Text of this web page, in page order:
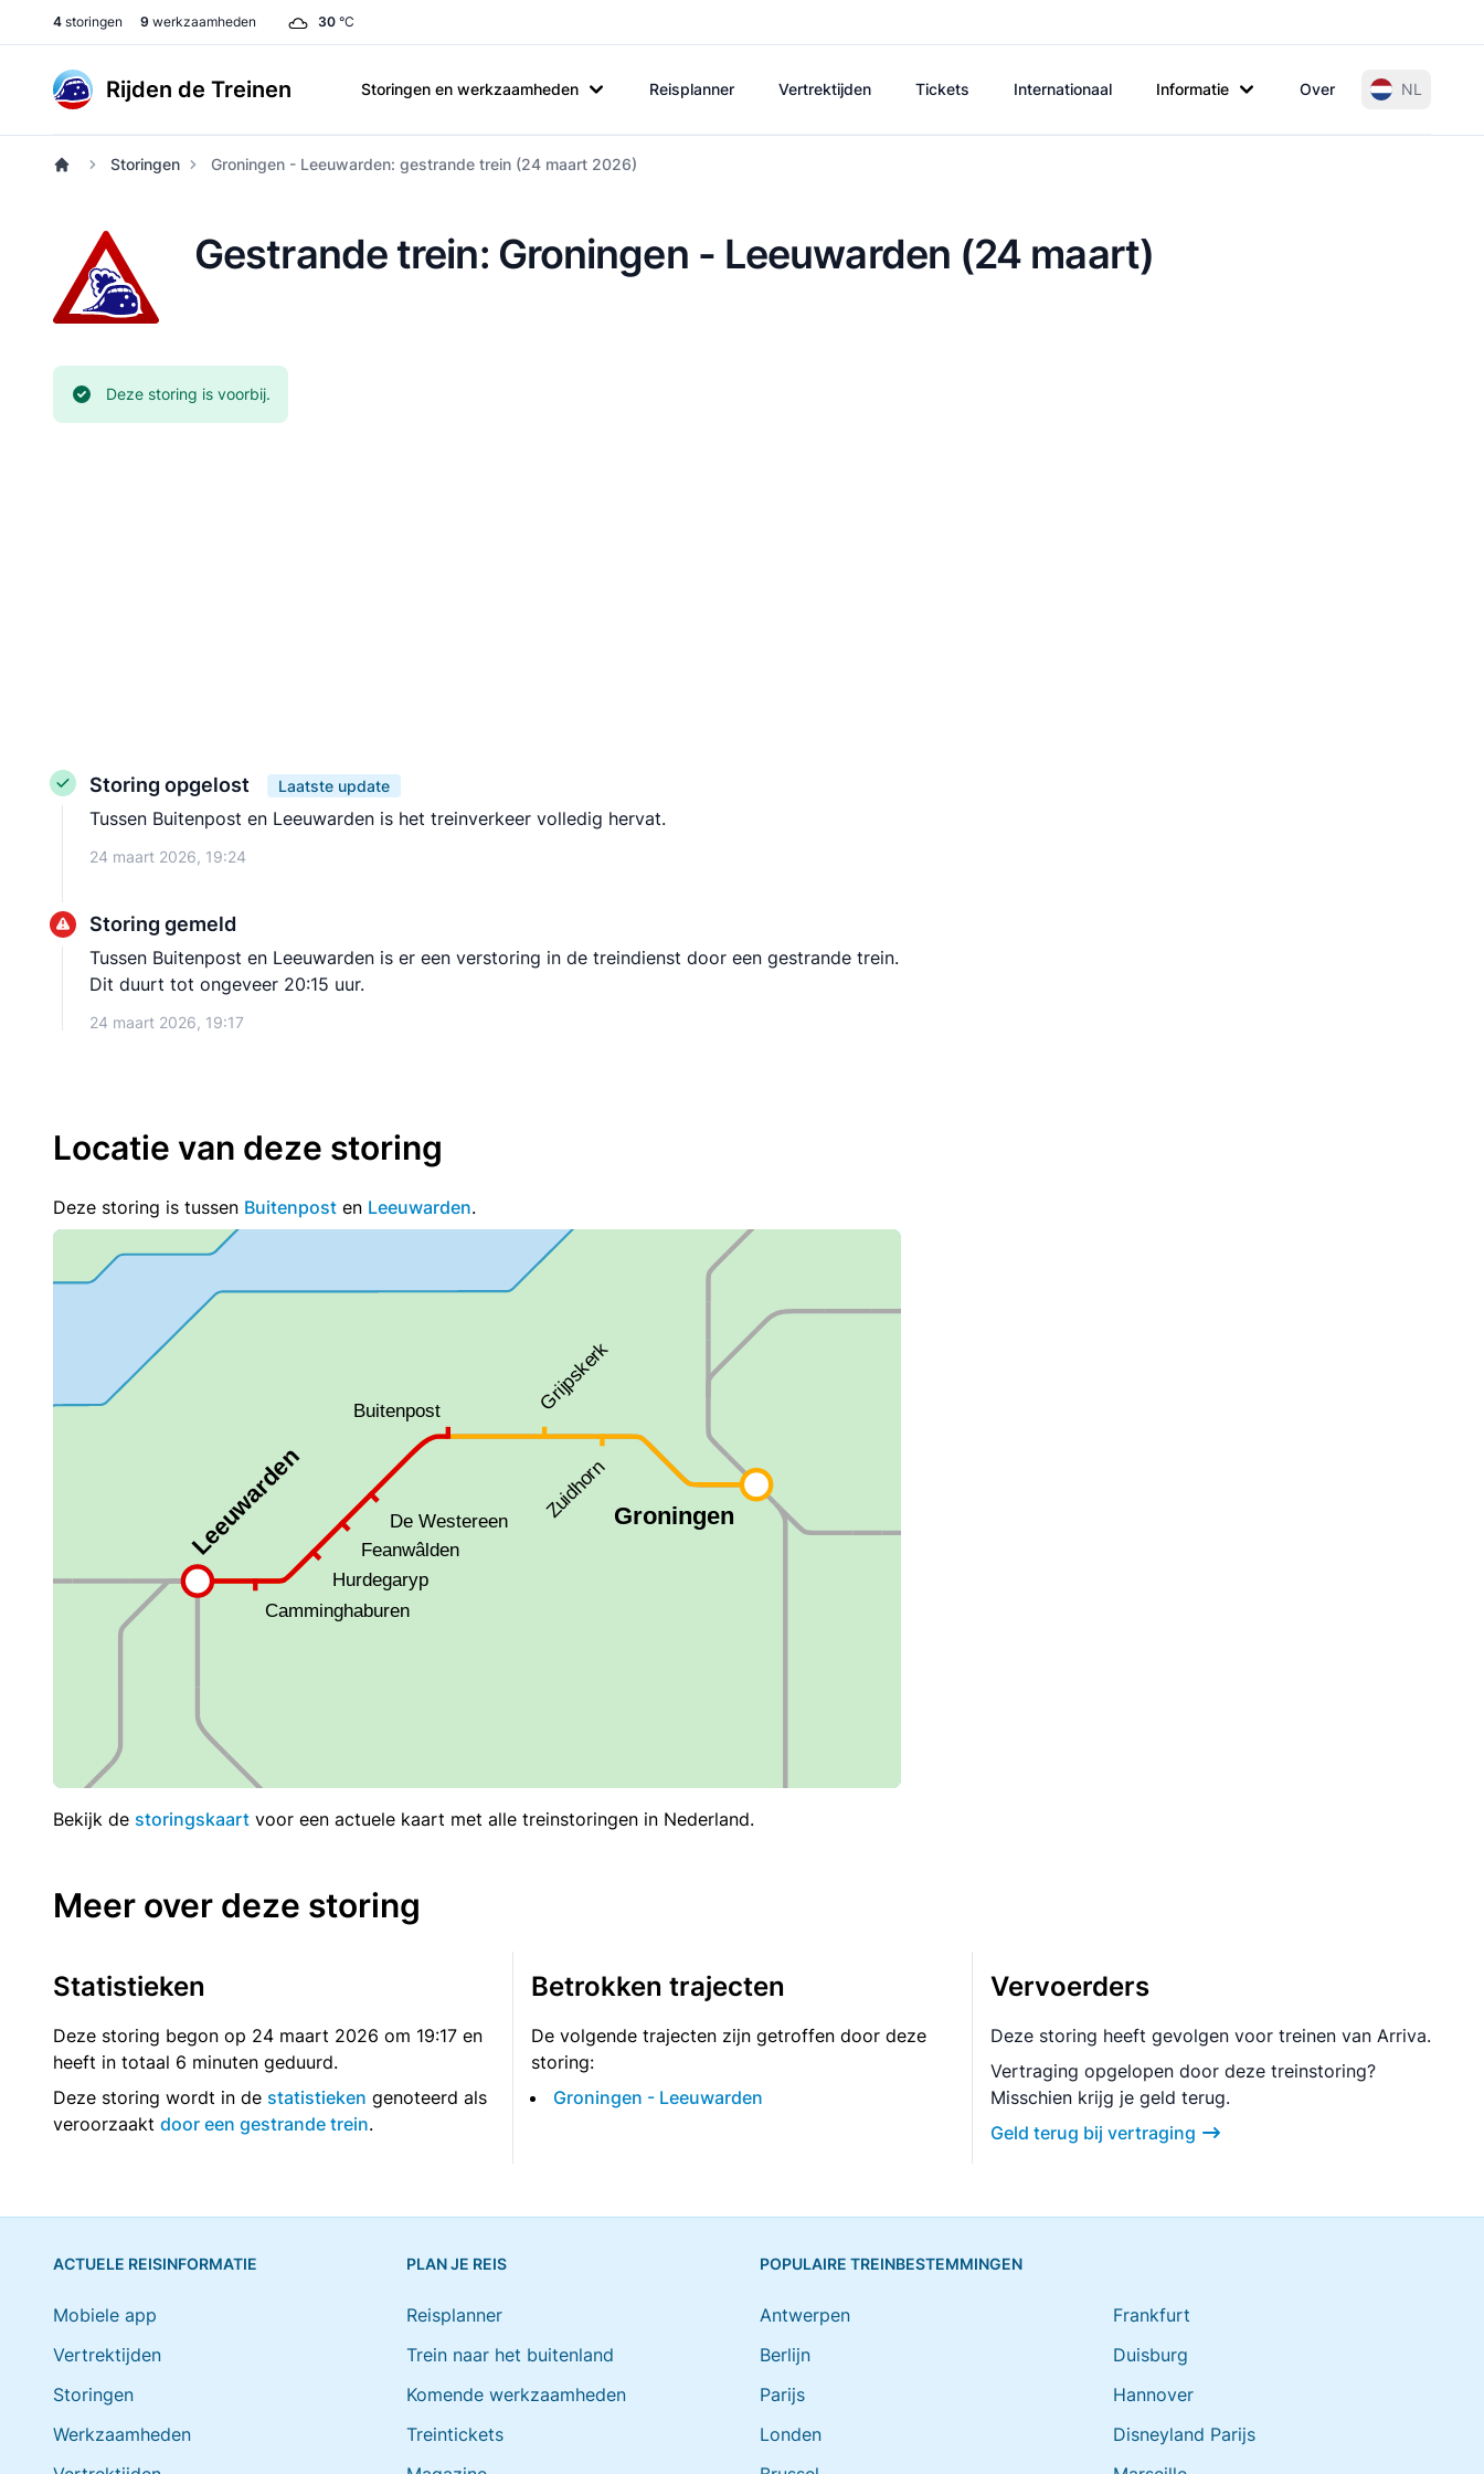
4 storingen 9 werkzaamheden 30 °C
Rijden de Treinen Storingen en werkzaamheden Reisplanner Vertrektijden Tickets Internationaal Informatie Over NL
Storingen Groningen - Leeuwarden: gestrande trein (24 maart 2026)
Gestrande trein: Groningen - Leeuwarden (24 maart)
Huidige status:
Deze storing is voorbij.
Storing opgelost Laatste update
Tussen Buitenpost en Leeuwarden is het treinverkeer volledig hervat.
24 maart 2026, 19:24
Storing gemeld
Tussen Buitenpost en Leeuwarden is er een verstoring in de treindienst door een gestrande trein.
Dit duurt tot ongeveer 20:15 uur.
24 maart 2026, 19:17
Locatie van deze storing
Deze storing is tussen Buitenpost en Leeuwarden.
Bekijk de storingskaart voor een actuele kaart met alle treinstoringen in Nederland.
Meer over deze storing
Statistieken
Deze storing begon op 24 maart 2026 om 19:17 en
heeft in totaal 6 minuten geduurd.
Deze storing wordt in de statistieken genoteerd als
veroorzaakt door een gestrande trein.
Betrokken trajecten
De volgende trajecten zijn getroffen door deze
storing:
Groningen - Leeuwarden
Vervoerders
Deze storing heeft gevolgen voor treinen van Arriva.
Vertraging opgelopen door deze treinstoring?
Misschien krijg je geld terug.
Geld terug bij vertraging
ACTUELE REISINFORMATIE
Mobiele app
Vertrektijden
Storingen
Werkzaamheden
PLAN JE REIS
Reisplanner
Trein naar het buitenland
Komende werkzaamheden
Treintickets
POPULAIRE TREINBESTEMMINGEN
Antwerpen
Berlijn
Parijs
Londen
Frankfurt
Duisburg
Hannover
Disneyland Parijs